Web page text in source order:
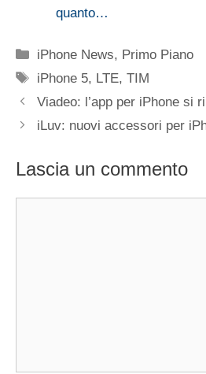
quanto…
Categorie
iPhone News, Primo Piano
Tag
iPhone 5, LTE,TIM
Viadeo: l’app per iPhone si
iLuv: nuovi accessori per
Lascia un commento